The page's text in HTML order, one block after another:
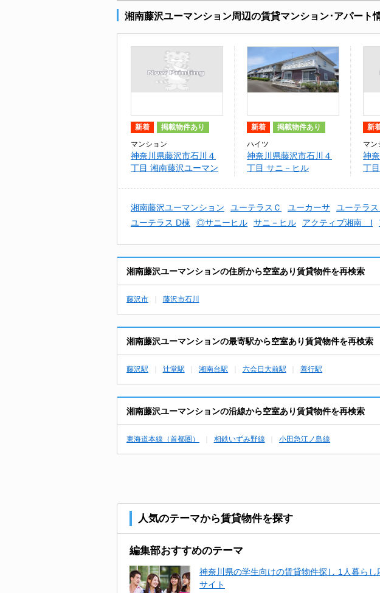
湘南藤沢ユーマンション周辺の賃貸マンション･アパート
新着 掲載物件あり
マンション
神奈川県藤沢市石川４
丁目 湘南藤沢ユーマン
新着 掲載物件あり
ハイツ
神奈川県藤沢市石川４
丁目 サニ－ヒル
新
マン
神
丁
湘南藤沢ユーマンション ユーテラスＣ ユーカーサ ユーテラ
ユーテラス D棟
◎サニーヒル サニ－ヒル アクティブ湘南 I
湘南藤沢ユーマンションの住所から空室あり賃貸物件を再検索
藤沢市 藤沢市石川
湘南藤沢ユーマンションの最寄駅から空室あり賃貸物件を再検索
藤沢駅 辻堂駅 湘南台駅 六会日大前駅 善行駅
湘南藤沢ユーマンションの沿線から空室あり賃貸物件を再検索
東海道本線（首都圏） 相鉄いずみ野線 小田急江ノ島線
人気のテーマから賃貸物件を探す
編集部おすすめのテーマ
神奈川県の学生向けの賃貸物件探し 1人暮らし
サイト